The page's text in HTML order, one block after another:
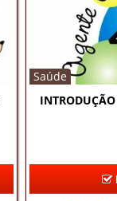
Saúde